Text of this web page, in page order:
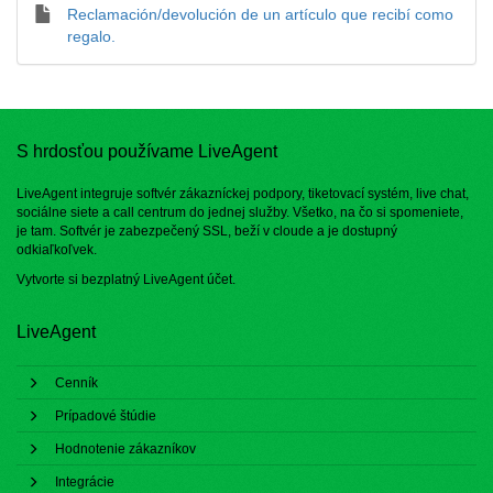
Reclamación/devolución de un artículo que recibí como
regalo.
S hrdosťou používame LiveAgent
LiveAgent integruje softvér zákazníckej podpory, tiketovací systém, live chat,
sociálne siete a call centrum do jednej služby. Všetko, na čo si spomeniete,
je tam. Softvér je zabezpečený SSL, beží v cloude a je dostupný
odkiaľkoľvek.
Vytvorte si bezplatný LiveAgent účet.
LiveAgent
Cenník
Prípadové štúdie
Hodnotenie zákazníkov
Integrácie